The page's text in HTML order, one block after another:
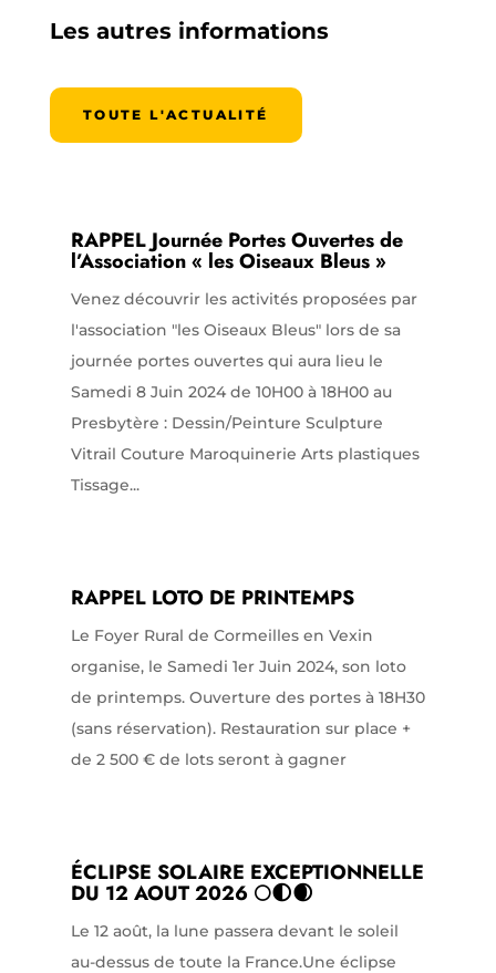
Les autres informations
TOUTE L'ACTUALITÉ
RAPPEL Journée Portes Ouvertes de
l’Association « les Oiseaux Bleus »
Venez découvrir les activités proposées par
l'association "les Oiseaux Bleus" lors de sa
journée portes ouvertes qui aura lieu le
Samedi 8 Juin 2024 de 10H00 à 18H00 au
Presbytère : Dessin/Peinture Sculpture
Vitrail Couture Maroquinerie Arts plastiques
Tissage...
RAPPEL LOTO DE PRINTEMPS
Le Foyer Rural de Cormeilles en Vexin
organise, le Samedi 1er Juin 2024, son loto
de printemps. Ouverture des portes à 18H30
(sans réservation). Restauration sur place +
de 2 500 € de lots seront à gagner
ÉCLIPSE SOLAIRE EXCEPTIONNELLE
DU 12 AOUT 2026 🌕🌓🌒
Le 12 août, la lune passera devant le soleil
au-dessus de toute la France.Une éclipse